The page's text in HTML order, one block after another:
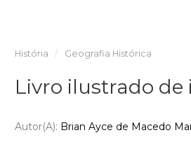
História Geografia Histórica
Livro ilustrado de
Autor(a): Brian Ayce de Macedo